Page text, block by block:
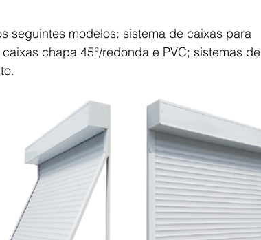
seguintes modelos: sistema de caixas para
chapa 45°/redonda e PVC; sistemas de